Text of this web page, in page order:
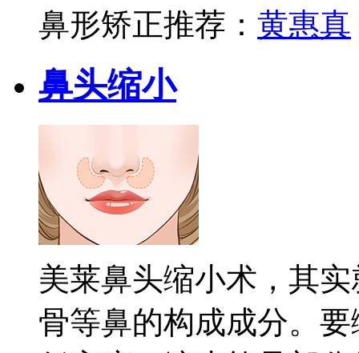
鼻形矫正推荐： 黄惠真
鼻头缩小
美莱鼻头缩小术，其
骨等鼻的构成成分。